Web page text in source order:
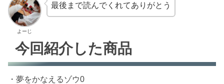
よーじ
最後まで読んでくれてありがとう
今回紹介した商品
・夢をかなえるゾウ0